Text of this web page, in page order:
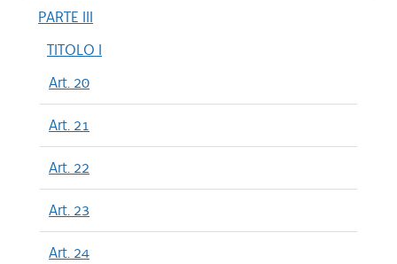
PARTE III
TITOLO I
Art. 20
Art. 21
Art. 22
Art. 23
Art. 24